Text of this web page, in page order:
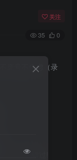
关注
35 0
，不要错过!